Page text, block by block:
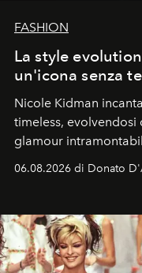
FASHION
La style
un'icona senza
Nicole Kidman
timeless,
glamour
Italia la sua style
06.08.2026 di Donato